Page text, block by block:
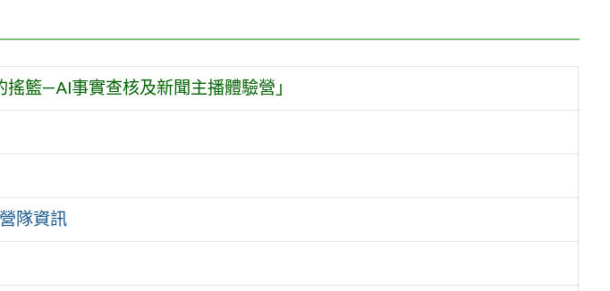
籃—AI事實查核及新聞主播體驗營」
隊資訊